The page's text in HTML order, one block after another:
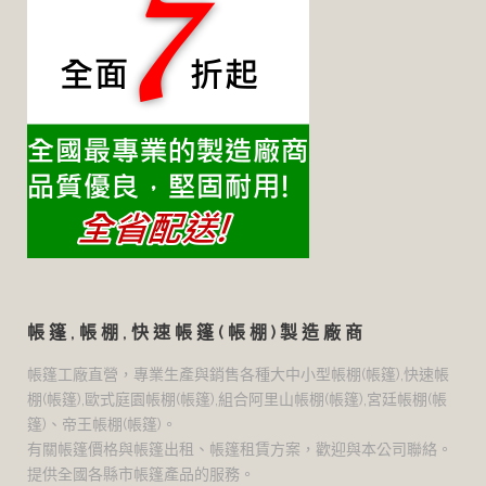
帳篷,帳棚,快速帳篷(帳棚)製造廠商
帳篷工廠直營，專業生產與銷售各種大中小型帳棚(帳篷),快速帳
棚(帳篷),歐式庭園帳棚(帳篷),組合阿里山帳棚(帳篷),宮廷帳棚(帳
篷)、帝王帳棚(帳篷)。
有關帳篷價格與帳篷出租、帳篷租賃方案，歡迎與本公司聯絡。
提供全國各縣市帳篷產品的服務。